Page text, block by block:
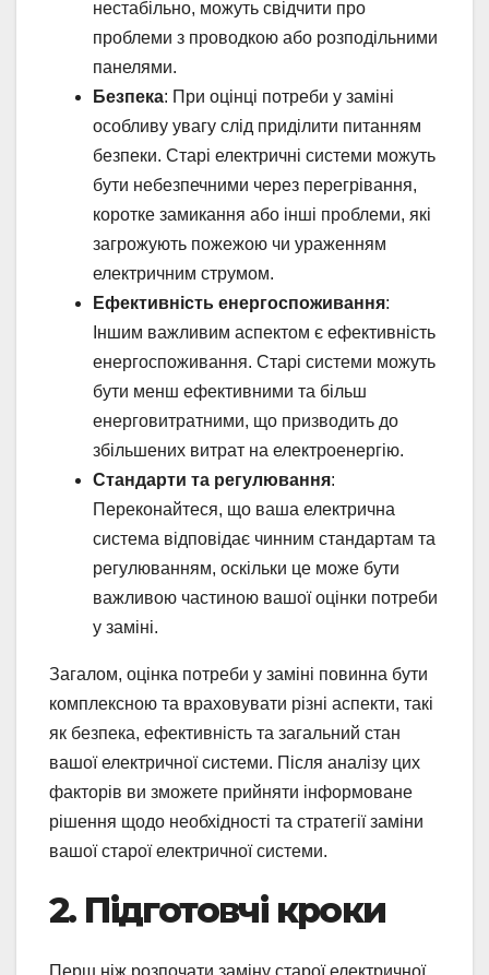
нестабільно, можуть свідчити про
проблеми з проводкою або розподільними
панелями.
Безпека: При оцінці потреби у заміні
особливу увагу слід приділити питанням
безпеки. Старі електричні системи можуть
бути небезпечними через перегрівання,
коротке замикання або інші проблеми, які
загрожують пожежою чи ураженням
електричним струмом.
Ефективність енергоспоживання:
Іншим важливим аспектом є ефективність
енергоспоживання. Старі системи можуть
бути менш ефективними та більш
енерговитратними, що призводить до
збільшених витрат на електроенергію.
Стандарти та регулювання:
Переконайтеся, що ваша електрична
система відповідає чинним стандартам та
регулюванням, оскільки це може бути
важливою частиною вашої оцінки потреби
у заміні.
Загалом, оцінка потреби у заміні повинна бути
комплексною та враховувати різні аспекти, такі
як безпека, ефективність та загальний стан
вашої електричної системи. Після аналізу цих
факторів ви зможете прийняти інформоване
рішення щодо необхідності та стратегії заміни
вашої старої електричної системи.
2. Підготовчі кроки